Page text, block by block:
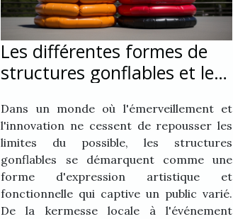
Les différentes formes de
structures gonflables et leur
Dans un monde où l'émerveillement et
l'innovation ne cessent de repousser les
limites du possible, les structures
gonflables se démarquent comme une
forme d'expression artistique et
fonctionnelle qui captive un public varié.
De la kermesse locale à l'événement